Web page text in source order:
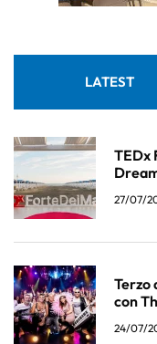
LATEST
TEDx
27/07/
Terzo
con
24/07/